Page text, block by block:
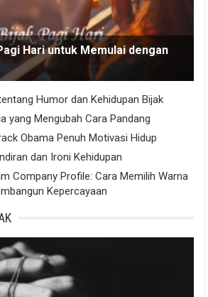
Hari untuk Memulai dengan
Humor dan Kehidupan Bijak
yang Mengubah Cara Pandang
Obama Penuh Motivasi Hidup
dan Ironi Kehidupan
Company Profile: Cara Memilih Warna
Kepercayaan